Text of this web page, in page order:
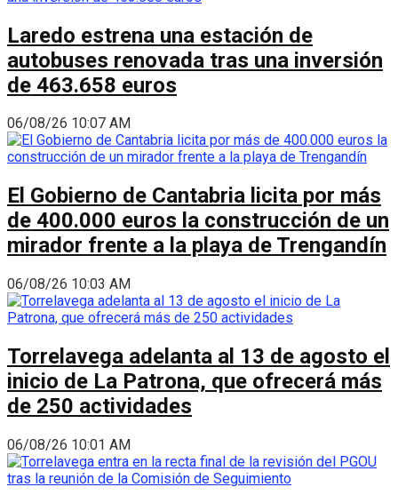
Laredo estrena una estación de
autobuses renovada tras una inversión
de 463.658 euros
06/08/26 10:07 AM
El Gobierno de Cantabria licita por más
de 400.000 euros la construcción de un
mirador frente a la playa de Trengandín
06/08/26 10:03 AM
Torrelavega adelanta al 13 de agosto el
inicio de La Patrona, que ofrecerá más
de 250 actividades
06/08/26 10:01 AM